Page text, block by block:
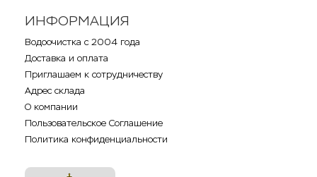
ИНФОРМАЦИЯ
Водоочистка с 2004 года
Доставка и оплата
Приглашаем к сотрудничеству
Адрес склада
О компании
Пользовательское Соглашение
Политика конфиденциальности